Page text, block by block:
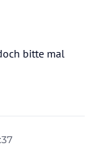
bitte mal